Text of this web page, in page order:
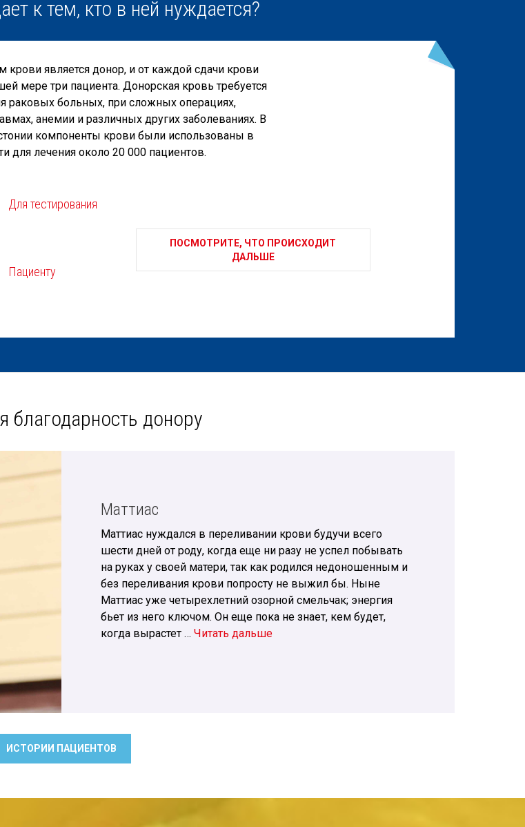
к тем, кто в ней нуждается?
крови является донор, и от каждой сдачи крови
мере три пациента. Донорская кровь требуется
раковых больных, при сложных операциях,
анемии и различных других заболеваниях. В
компоненты крови были использованы в
для лечения около 20 000 пациентов.
Для тестирования
Пациенту
ПОСМОТРИТЕ, ЧТО ПРОИСХОДИТ
ДАЛЬШЕ
благодарность донору
Маттиас
Маттиас нуждался в переливании крови будучи всего
шести дней от роду, когда еще ни разу не успел побывать
на руках у своей матери, так как родился недоношенным и
без переливания крови попросту не выжил бы. Ныне
Маттиас уже четырехлетний озорной смельчак; энергия
бьет из него ключом. Он еще пока не знает, кем будет,
когда вырастет … Читать дальше
ИСТОРИИ ПАЦИЕНТОВ